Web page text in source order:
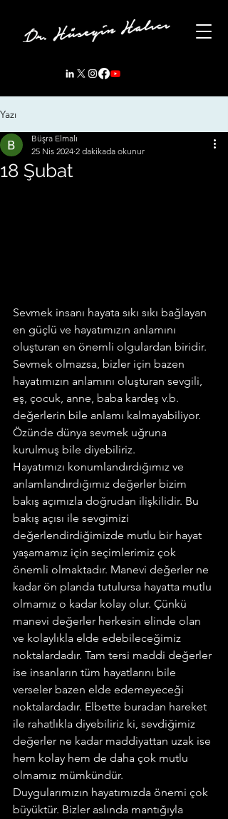
Yazı
18 Şubat
Büşra Elmalı
25 Nis 2024 2 dakikada okunur
Sevmek insanı hayata sıkı sıkı bağlayan
en güçlü ve hayatımızın anlamını
oluşturan en önemli olgulardan biridir.
Sevmek olmazsa, bizler için bazen
hayatımızın anlamını oluşturan sevgili,
eş, çocuk, anne, baba kardeş v.b.
değerlerin bile anlamı kalmayabiliyor.
Özünde dünya sevmek uğruna
kurulmuş bile diyebiliriz.
Hayatımızı konumlandırdığımız ve
anlamlandırdığımız değerler bizim
bakış açımızla doğrudan ilişkilidir. Bu
bakış açısı ile sevgimizi
değerlendirdiğimizde mutlu bir hayat
yaşamamız için seçimlerimiz çok
önemli olmaktadır. Manevi değerler ne
kadar ön planda tutulursa hayatta mutlu
olmamız o kadar kolay olur. Çünkü
manevi değerler herkesin elinde olan
ve kolaylıkla elde edebileceğimiz
noktalardadır. Tam tersi maddi değerler
ise insanların tüm hayatlarını bile
verseler bazen elde edemeyeceği
noktalardadır. Elbette buradan hareket
ile rahatlıkla diyebiliriz ki, sevdiğimiz
değerler ne kadar maddiyattan uzak ise
hem kolay hem de daha çok mutlu
olmamız mümkündür.
Duygularımızın hayatımızda önemi çok
büyüktür. Bizler aslında mantığıyla